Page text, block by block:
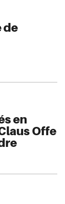
de
en
Offe